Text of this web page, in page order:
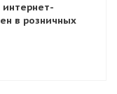
в розничных